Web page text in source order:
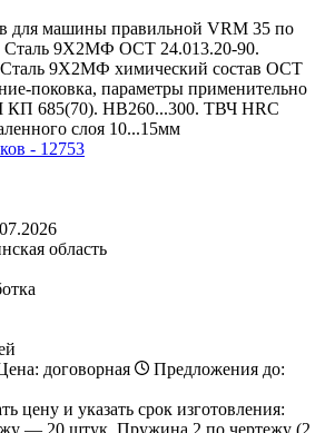
для машины правильной VRM 35 по
Сталь 9Х2МФ ОСТ 24.013.20-90.
Сталь 9Х2МФ химический состав ОСТ
поковка, параметры применительно
КП 685(70). НВ260...300. ТВЧ НRC
слоя 10...15мм
область
договорная
Предложения до:
цену и указать срок изготовления:
— 20 штук. Пружина 2 по чертежу (2